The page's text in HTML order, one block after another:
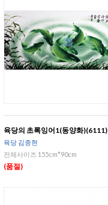
육당의 초록잉어1(동양화)(6111)
육당 김종현
전체사이즈 155cm*90cm
(품절)